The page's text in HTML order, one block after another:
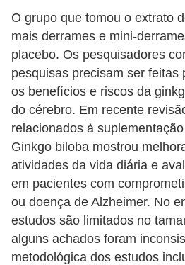
O grupo que tomou o extrato
mais derrames e mini-
placebo. Os pesquisadores
pesquisas precisam ser feitas
os benefícios e riscos da
do cérebro. Em recente
relacionados à
Ginkgo biloba mostrou
atividades da vida diária e
em pacientes com
ou doença de Alzheimer. No
estudos são limitados no
alguns achados foram
metodológica dos estudos